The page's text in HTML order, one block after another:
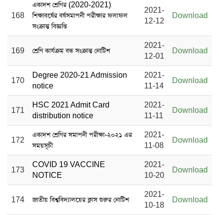
168
একাদশ শ্রেণির (2020-2021)
শিক্ষাবর্ষের বর্ষসমাপনী পরীক্ষার ফলাফল
সংক্রান্ত বিজ্ঞপ্তি
2021-
12-12
Download
169 শ্রেণি কার্যক্রম বন্ধ সংক্রান্ত নোটিশ
2021-
12-01
Download
170
Degree 2020-21 Admission
notice
2021-
11-14
Download
171
HSC 2021 Admit Card
distribution notice
2021-
11-11
Download
172
একাদশ শ্রেণির সমাপনী পরীক্ষা-২০২১ এর
সময়সূচী
2021-
11-08
Download
173
COVID 19 VACCINE
NOTICE
2021-
10-20
Download
174 জাতীয় বিশ্ববিদ্যালয়ের ক্লাস শুরুর নোটিশ
2021-
10-18
Download